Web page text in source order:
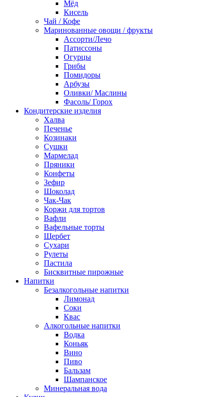
Мёд
Кисель
Чай / Кофе
Маринованные овощи / фрукты
Ассорти/Лечо
Патиссоны
Огурцы
Грибы
Помидоры
Арбузы
Оливки/ Маслины
Фасоль/ Горох
Кондитерские изделия
Халва
Печенье
Козинаки
Сушки
Мармелад
Пряники
Конфеты
Зефир
Шоколад
Чак-Чак
Коржи для тортов
Вафли
Вафельные торты
Щербет
Сухари
Рулеты
Пастила
Бисквитные пирожные
Напитки
Безалкогольные напитки
Лимонад
Соки
Квас
Алкогольные напитки
Водка
Коньяк
Вино
Пиво
Бальзам
Шампанское
Минеральная вода